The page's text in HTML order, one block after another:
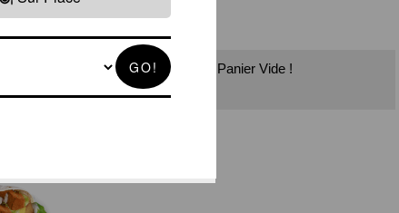
Panier Vide !